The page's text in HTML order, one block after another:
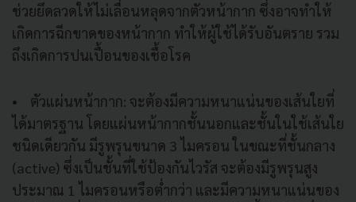
ช่วยยึดลวดให้ไม่เลื่อนหลุดจากตัวหน้ากาก ซึ่งอาจทำให้
เกิดการฉีกขาดของหน้ากาก ทำให้ผู้ใช้ได้รับอันตราย รวม
ถึงเกิดการปนเปื้อนของเชื้อโรค
• ตัวแผ่นหน้ากาก: จะต้องมีความหนาแน่นของเส้นใยที่
ได้มาตรฐาน โดยแผ่นหน้ากากชั้นนอกและชั้นในใช้เส้นใย
ชนิดเดียวกัน มีรูพรุนขนาด 3 ไมครอน ในขณะที่ชั้นกลาง
(active) ซึ่งเป็นชั้นที่ใช้ป้องกันไวรัส จะต้องมีรูพรุนสูง
ประมาณ 1 ไมครอนหรือต่ำกว่า และมีความหนาแน่นของ